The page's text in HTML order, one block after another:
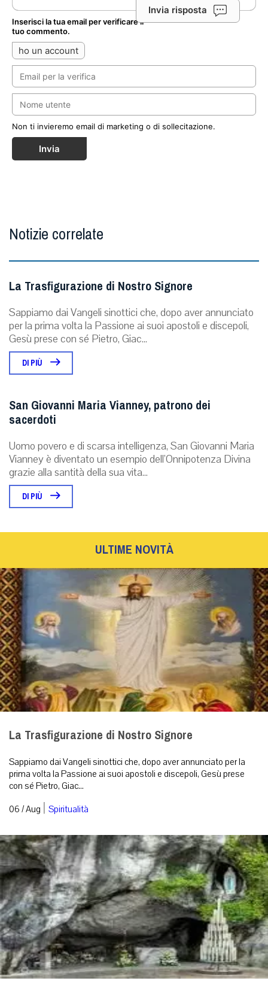
Invia risposta
Inserisci la tua email per verificare il
tuo commento.
ho un account
Non ti invieremo email di marketing o di sollecitazione.
Invia
Notizie correlate
La Trasfigurazione di Nostro Signore
Sappiamo dai Vangeli sinottici che, dopo aver annunciato
per la prima volta la Passione ai suoi apostoli e discepoli,
Gesù prese con sé Pietro, Giac...
DI PIÙ
San Giovanni Maria Vianney, patrono dei
sacerdoti
Uomo povero e di scarsa intelligenza, San Giovanni Maria
Vianney è diventato un esempio dell’Onnipotenza Divina
grazie alla santità della sua vita...
DI PIÙ
ULTIME NOVITÀ
La Trasfigurazione di Nostro Signore
Sappiamo dai Vangeli sinottici che, dopo aver annunciato per la
prima volta la Passione ai suoi apostoli e discepoli, Gesù prese
con sé Pietro, Giac...
06 / Aug | Spiritualità